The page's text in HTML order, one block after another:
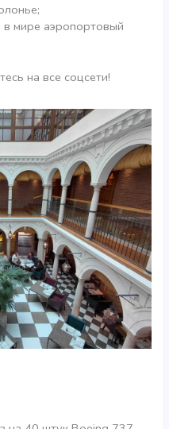
мире аэропортовый
на все соцсети!